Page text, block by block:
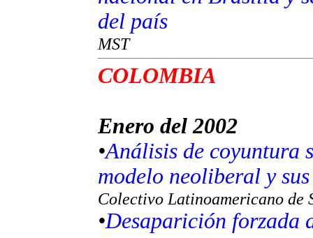
del país
MST
COLOMBIA
Enero del 2002
•Análisis de coyuntura
modelo neoliberal y sus
Colectivo Latinoamericano de
•Desaparición forzada